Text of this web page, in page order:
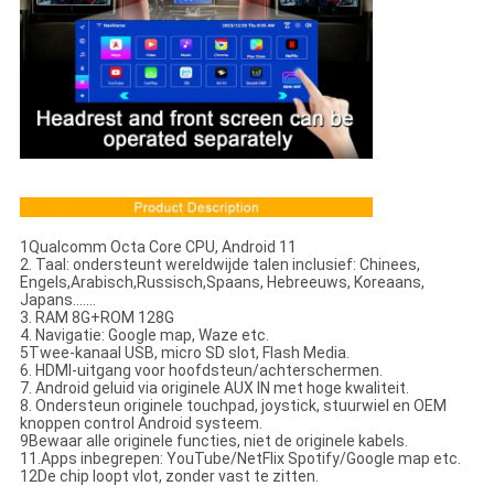
1Qualcomm Octa Core CPU, Android 11
2. Taal: ondersteunt wereldwijde talen inclusief: Chinees,
Engels,Arabisch,Russisch,Spaans, Hebreeuws, Koreaans,
Japans.......
3. RAM 8G+ROM 128G
4. Navigatie: Google map, Waze etc.
5Twee-kanaal USB, micro SD slot, Flash Media.
6. HDMI-uitgang voor hoofdsteun/achterschermen.
7. Android geluid via originele AUX IN met hoge kwaliteit.
8. Ondersteun originele touchpad, joystick, stuurwiel en OEM
knoppen control Android systeem.
9Bewaar alle originele functies, niet de originele kabels.
11.Apps inbegrepen: YouTube/NetFlix Spotify/Google map etc.
12De chip loopt vlot, zonder vast te zitten.